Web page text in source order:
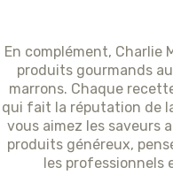
En complément, Charlie
produits gourmands
marrons. Chaque
qui fait la réputation de
vous aimez les saveurs
produits généreux,
les professionnels